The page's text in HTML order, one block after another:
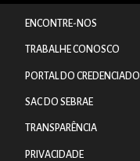
ENCONTRE-NOS
TRABALHE CONOSCO
PORTAL DO CREDENCIADO
SAC DO SEBRAE
TRANSPARÊNCIA
PRIVACIDADE